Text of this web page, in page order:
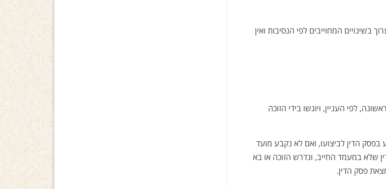
המחוייבים לפי הנסיבות ואין
לפי טפסים 1 עד 1ה שבתוספת הראשונה, לפי העניין, ויוגשו בידי הזוכה
הדין לביצועו, ואם לא נקבע מועד
שלא במעמד החייב, ונדרש הזוכה או בא
פסק הדין.